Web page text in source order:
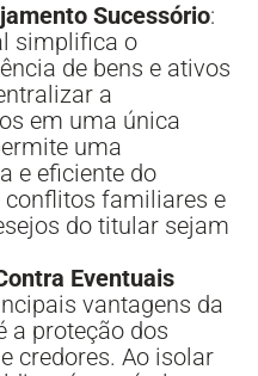
Sucessório:
simplifica o
de bens e ativos
a
em uma única
uma
e eficiente do
familiares e
do titular sejam
Eventuais
vantagens da
a proteção dos
credores. Ao isolar